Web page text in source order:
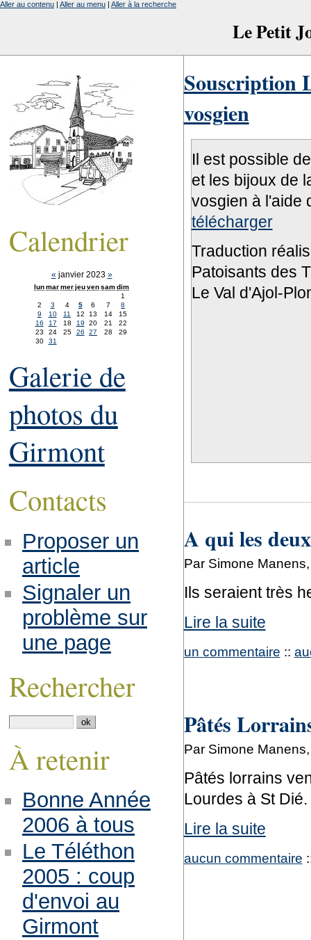
Le Petit
Aller au contenu | Aller au menu | Aller à la recherche
Souscription
vosgien
Il est possible
et les bijoux de
vosgien à l'aide
télécharger
Traduction
Patoisants des
Le Val d'Ajol-
A qui les
Par Simone
Ils seraient très
Lire la suite
un commentaire ::
Pâtés
Par Simone
Pâtés lorrains
Lourdes à St Dié.
Lire la suite
aucun commentaire
Calendrier
« janvier 2023 »
lunmarmerjeuvensamdim
1
2
3 4 5 6 7
8
9
10 11 12 13 14
15
16
17 18 19 20 21
22
23
24 25 26 27 28
29
30
31
Galerie de
photos du
Girmont
Contacts
Proposer un
article
Signaler un
problème sur
une page
Rechercher
À retenir
Bonne Année
2006 à tous
Le Téléthon
2005 : coup
d'envoi au
Girmont